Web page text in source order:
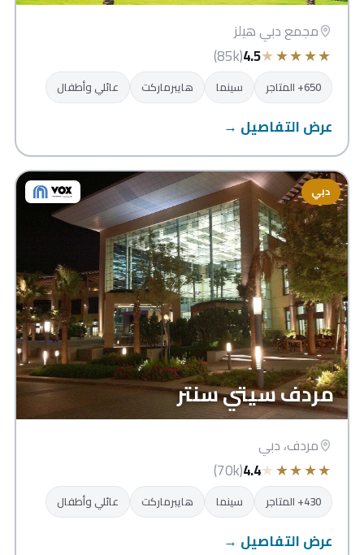
مجمع دبي هيلز
★
★
★
★
★
4.5
(85k)
650+ المتاجر سينما هايبرماركت عائلي وأطفال
عرض التفاصيل →
دبي
مردف سيتي سنتر
مردف، دبي
★
★
★
★
★
4.4
(70k)
430+ المتاجر سينما هايبرماركت عائلي وأطفال
عرض التفاصيل →